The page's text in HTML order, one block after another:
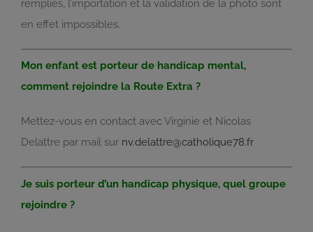
remplies, l’importation et la validation de la photo sont
en effet impossibles.
Mon enfant est porteur de handicap mental,
comment rejoindre la Route Extra ?
Mettez-vous en contact avec Virginie et Nicolas
Delattre par mail sur nv.delattre@catholique78.fr
Je suis porteur d’un handicap physique, quel groupe
rejoindre ?